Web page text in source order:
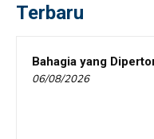
Terbaru
Bahagia yang
06/08/2026